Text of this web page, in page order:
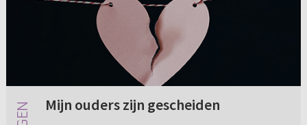
Mijn ouders zijn gescheiden